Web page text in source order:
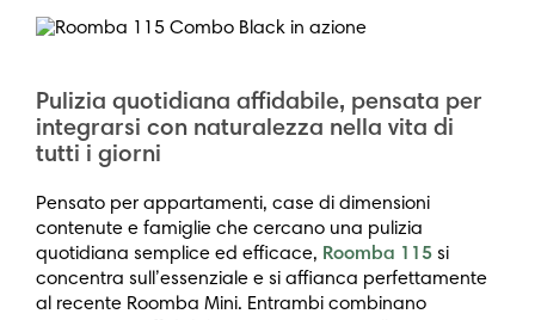
Pulizia quotidiana affidabile, pensata per
integrarsi con naturalezza nella vita di
tutti i giorni
Pensato per appartamenti, case di dimensioni
contenute e famiglie che cercano una pulizia
quotidiana semplice ed efficace, Roomba 115 si
concentra sull’essenziale e si affianca perfettamente
al recente Roomba Mini. Entrambi combinano